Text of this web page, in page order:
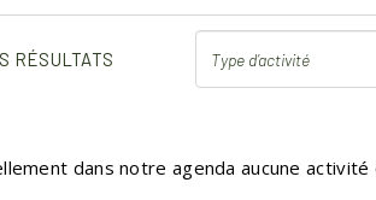
RÉSULTATS
dans notre agenda aucune